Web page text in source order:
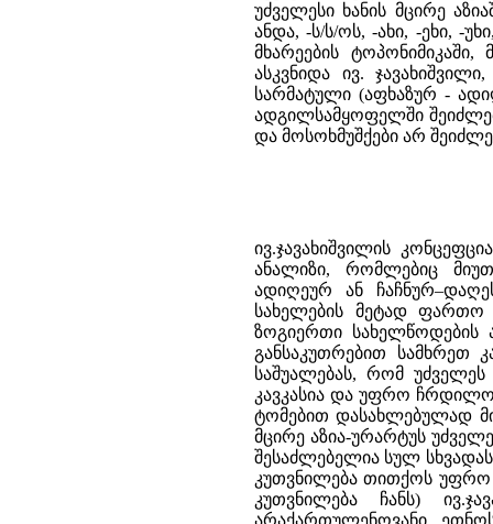
უძველესი ხანის მცირე
ანდა, -ს/ს/ოს, -ახი, -ეხი, -
მხარეების
ასკვნიდა ივ.
სარმატული (აფხაზურ -
ადგილსამყოფელში
და მოსოხმუშქები არ
ივ.ჯავახიშვილის კონცეფციაში ყველაზე ძვირფასი არის ცალკეული ტოპონიმიკური ფაქტების ანალიზი, რომლებიც მიუთითებენ სამხრეთ კავკასიის ტერიტორიაზე ზოგიერთ აფხაზურ–ადიღეურ ან ჩაჩნურ–დაღესტნურ სახელწოდებათა არსებობაზე, ისევე როგორც ამგვარივე სახელების მეტად ფართო ტერიტორიაზე განფანტვაზე კავკასიონის იქითა მხარეში. მაგრამ ზოგიერთი სახელწოდების ახსნა არ არის დამაჯერებელი და საერთოდ არსებული ფაქტები, განსაკუთრებით სამხრეთ კავკასიაში შედარებით გვიან ფიქსირებული მასალები, არ იძლევა საშუალებას, რომ უძველეს ხანებში ჯერ მთელი ამიერკავკასია და მერე მთელი ჩრდილოეთ კავკასია და უფრო ჩრდილოეთით მდებარე მიწები აფხაზურ–ადიღეური და ჩაჩნურ–დაღესტნური ტომებით დასახლებულად მივიჩნიოთ. მეტად არადამაჯერებელია ანალოგია საქართველოს და მცირე აზია-ურარტუს უძველეს სახელებს შორის დაბოლოებათა მიხედვით. ეს სუფიქსები ადვილი შესაძლებელია სულ სხვადასხვა წარმოშობისანი იყვნენ, ან, რადგანაც სამხრეთში მათი ენობრივი კუთვნილება თითქოს უფრო აშკარაა (ხური–ურარტულ ან ანატოლიურ–ინდოევროპული ფენების კუთვნილება ჩანს) ივ.ჯავახიშვილის მიერ მოტანილი ქართული ანალოგიები უფრო არაქართულენოვანი ეთნოსის უძველესი ბედ–იღბლის შესახებ მსჯელობისათვის შეიძლება გამოდგეს (ესენი იყვნენ სამხრეთ კავკასიის უძველესი მცხოვრებნი?), ვიდრე ქართველთა ეთნოგენეზისათვის. ივ.ჯავახიშვილი თავის ერთ–ერთ უკანასკნელ ნაშრომში შეეცადა დაეთარიღებინა კიდეც ქართველი და სხვა კავკასიელი ტომების კავკასიაში სამხრეთიდან მოსვლა. დაეყრდნო რა ლეგენდარულ ცნობებს იბერების გადმოსახლების (31) ან სკვითების მამამთავრის ცხოვრების დროის შესახებ (32), ივ.ჯავახიშვილმა მატერიალური კულტურის მონაცემებიც მოიშველია და აღნიშნა, რომ სკვითურ–სარმატულ მატერიალურ კულტურაში მრავლად გვხვდება ოქროსა და ბრინჯაოს ნივთები, ხოლო რკინა ცოტაა. მაგრამ მცირე აზიაში, საიდანაც სკვითები (ივ.ჯავახიშვილის მიხედვით) მოვიდნენ, უკვე XIV საუკუნიდან იცნობდნენ რკინას. როგორც ჩანს, აზიიდან სკვითებისა და სარმატების გადმოსახლების დასაწყისისათვის იგი ამ თარიღს აძლევს უპირატესობას (33), ხოლო ამ მოძრაობის ერთ–ერთი უკანასკნელი ტალღა – სამხრეთიდან ამიერკავკასიისაკენ წამოსულ ქართველ ტომთა უკანასკნელი ტალღა – მისი თქმით, “VII ს. ქ.წ. დაძრულა” (34). აი, ასეთი სახე მიიღო საბოლოოდ ივ. ჯავახიშვილის კონცეფციამ ქართველი და სხვა კავკასიელი ტომების სამხრეთიდან გადმოსახლების შესახებ. 40–50–იანი წლების ქართულ საისტორიო და საენათმეცნიერო ლიტერატურაზე დიდი გავლენა იქონია აკად. ს.ჯანაშიას კონცეფციამ ქართველი ხალხის წარმოშობის შესახებ (35). ს.ჯანაშიამ ფაქტიურად მოხსნა თვალსაზრისი ქართველთა გადმოსახლების შესახებ. “საქართველოს ისტორიის” სახელმძღვანელოში, რომელიც პირველად 1943 წელს გამოქვეყნდა, ს.ჯანაშიას კონცეფცია ასეთი სახით არის წარმოდგენილი: ქართველები წარმოშობით წინა აზიის ძველ მკვიდრ მოსახლეობას ეკუთვნიან. უძველეს დროში, დაახლოებით ექვსი ათასი წლის წინათ, წინა აზიის უზარმაზარ მიწა–წყალზე და სამხრეთ ევროპაშიც (ბალკანეთის, აპენინისა და პირენეს ნახევარკუნძულებზე) ერთი მოდგმის ხალხები ცხოვრობდნენ. შემდეგ ამ მოდგმის ხალხთა ადგილსამყოფელი თანდათან იზღუდებოდა. ძვ.წ.